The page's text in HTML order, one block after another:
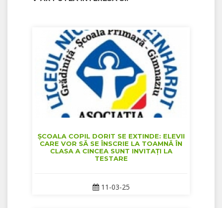
ȘCOALA COPIL DORIT SE EXTINDE: ELEVII
CARE VOR SĂ SE ÎNSCRIE LA TOAMNĂ ÎN
CLASA A CINCEA SUNT INVITAȚI LA
TESTARE
11-03-25